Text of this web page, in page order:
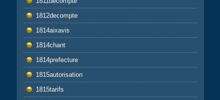
1812decompte
1814aixavis
1814chant
1814prefecture
1815autorisation
1815tarifs